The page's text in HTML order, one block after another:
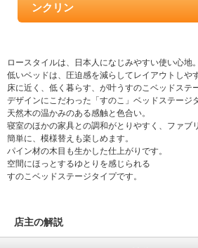
ンクリン
ロースタイルは、日本人になじみやすい使い心地。
低いベッドは、圧迫感を減らしてレイアウトしや
床に近く、低く暮らす、が叶うすのこベッドステ
デザインにこだわった「すのこ」ベッドステージ
天然木の温かみのある感触と色合い。
寝室のほかの家具との調和がとりやすく、ファブ
簡単に、模様替えも楽しめます。
パイン材の木目も生かした仕上がりです。
空間にほっとするゆとりを感じられる
すのこベッドステージタイプです。
店主の解説